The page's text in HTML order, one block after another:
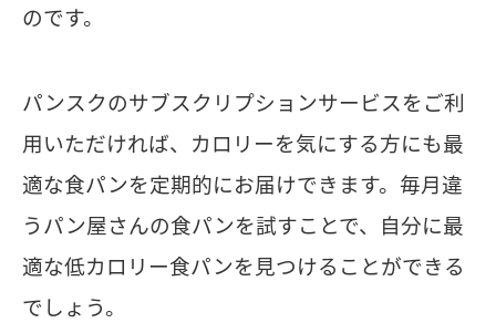
のです。
パンスクのサブスクリプションサービスをご利
用いただければ、カロリーを気にする方にも最
適な食パンを定期的にお届けできます。毎月違
うパン屋さんの食パンを試すことで、自分に最
適な低カロリー食パンを見つけることができる
でしょう。